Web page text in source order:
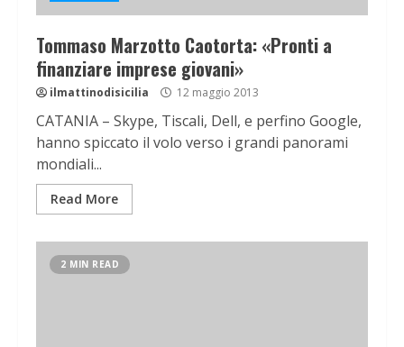
Tommaso Marzotto Caotorta: «Pronti a
finanziare imprese giovani»
ilmattinodisicilia 12 maggio 2013
CATANIA – Skype, Tiscali, Dell, e perfino Google,
hanno spiccato il volo verso i grandi panorami
mondiali...
Read More
2 MIN READ